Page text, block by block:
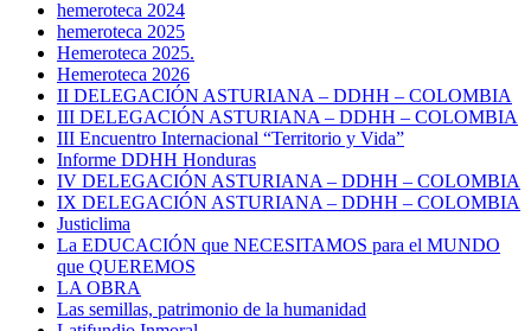
hemeroteca 2024
hemeroteca 2025
Hemeroteca 2025.
Hemeroteca 2026
II DELEGACIÓN ASTURIANA – DDHH – COLOMBIA
III DELEGACIÓN ASTURIANA – DDHH – COLOMBIA
III Encuentro Internacional “Territorio y Vida”
Informe DDHH Honduras
IV DELEGACIÓN ASTURIANA – DDHH – COLOMBIA
IX DELEGACIÓN ASTURIANA – DDHH – COLOMBIA
Justiclima
La EDUCACIÓN que NECESITAMOS para el MUNDO
que QUEREMOS
LA OBRA
Las semillas, patrimonio de la humanidad